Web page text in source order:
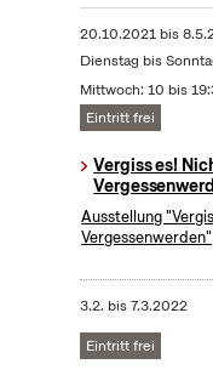
20.10.2021bis
Dienstag bis
Mittwoch: 10 bis
Eintritt frei
Vergiss es!
Ausstellung
Vergessenwerden"
3.2. bis7.3.2022
Eintritt frei